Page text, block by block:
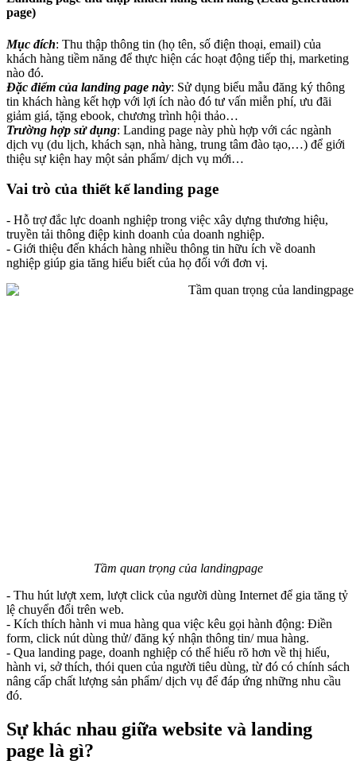
page)
Mục đích: Thu thập thông tin (họ tên, số điện thoại, email) của
khách hàng tiềm năng để thực hiện các hoạt động tiếp thị, marketing
nào đó.
Đặc điểm của landing page này: Sử dụng biểu mẫu đăng ký thông
tin khách hàng kết hợp với lợi ích nào đó tư vấn miễn phí, ưu đãi
giảm giá, tặng ebook, chương trình hội thảo…
Trường hợp sử dụng: Landing page này phù hợp với các ngành
dịch vụ (du lịch, khách sạn, nhà hàng, trung tâm đào tạo,…) để giới
thiệu sự kiện hay một sản phẩm/ dịch vụ mới…
Vai trò của thiết kế landing page
- Hỗ trợ đắc lực doanh nghiệp trong việc xây dựng thương hiệu,
truyền tải thông điệp kinh doanh của doanh nghiệp.
- Giới thiệu đến khách hàng nhiều thông tin hữu ích về doanh
nghiệp giúp gia tăng hiểu biết của họ đối với đơn vị.
Tầm quan trọng của landingpage
- Thu hút lượt xem, lượt click của người dùng Internet để gia tăng tỷ
lệ chuyển đổi trên web.
- Kích thích hành vi mua hàng qua việc kêu gọi hành động: Điền
form, click nút dùng thử/ đăng ký nhận thông tin/ mua hàng.
- Qua landing page, doanh nghiệp có thể hiểu rõ hơn về thị hiếu,
hành vi, sở thích, thói quen của người tiêu dùng, từ đó có chính sách
nâng cấp chất lượng sản phẩm/ dịch vụ để đáp ứng những nhu cầu
đó.
Sự khác nhau giữa website và landing
page là gì?